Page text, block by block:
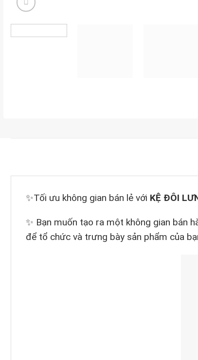
✨Tối ưu không gian bán lẻ với KỆ ĐÔI
✨ Bạn muốn tạo ra một không gian bán
để tổ chức và trưng bày sản phẩm của